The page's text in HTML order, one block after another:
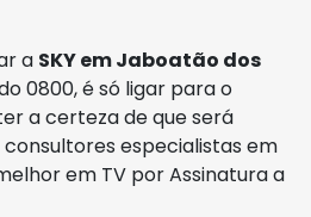
a SKY em Jaboatão dos
0800, é só ligar para o
a certeza de que será
especialistas em
em TV por Assinatura a